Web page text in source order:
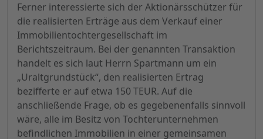
Ferner interessierte sich der Aktionärsschützer für
die realisierten Erträge aus dem Verkauf einer
Immobilientochtergesellschaft im
Berichtszeitraum. Bei der genannten Transaktion
handelt es sich laut Herrn Spartmann um ein
„Uraltgrundstück“, den realisierten Ertrag
bezifferte er auf etwa 150 TEUR. Auf die
anschließende Frage, ob es gegebenenfalls sinnvoll
wäre, alle im Besitz von Tochterunternehmen
befindlichen Immobilien in einer gemeinsamen